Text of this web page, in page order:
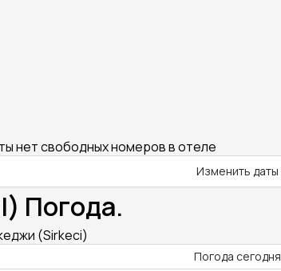
нет свободных номеров в отеле
Изменить даты
Погода.
(Sirkeci)
Погода сегодня